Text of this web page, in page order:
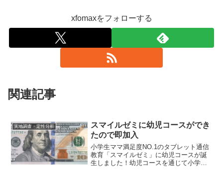
xfomaxをフォローする
関連記事
実地調査・定性分析
スマイルゼミに幼児コースができ
たので即加入
小学生ママ満足度NO.1のタブレット通信
教育「スマイルゼミ」に幼児コースが誕
生しました！幼児コースを通じて小学校